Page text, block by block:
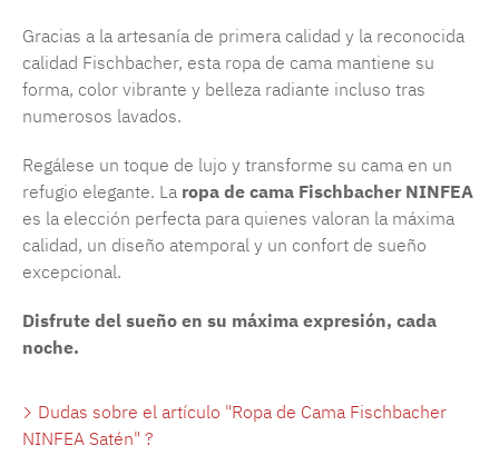
Gracias a la artesanía de primera calidad y la reconocida
calidad Fischbacher, esta ropa de cama mantiene su
forma, color vibrante y belleza radiante incluso tras
numerosos lavados.
Regálese un toque de lujo y transforme su cama en un
refugio elegante. La ropa de cama Fischbacher NINFEA
es la elección perfecta para quienes valoran la máxima
calidad, un diseño atemporal y un confort de sueño
excepcional.
Disfrute del sueño en su máxima expresión, cada
noche.
Dudas sobre el artículo "Ropa de Cama Fischbacher
NINFEA Satén" ?